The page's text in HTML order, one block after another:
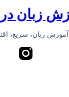
زبان در
زبان، سریع،